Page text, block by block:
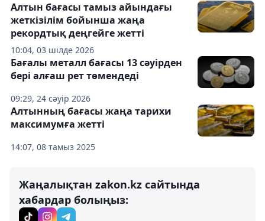
10:04, 03 шілде 2026
Алтын бағасы тамыз айындағы
жеткізілім бойынша жаңа
рекордтық деңгейге жетті
09:29, 24 сәуір 2026
Бағалы металл бағасы 13 сәуірден
бері алғаш рет төмендеді
14:07, 08 тамыз 2025
Алтынның бағасы жаңа тарихи
максимумға жетті
Жаңалықтан zakon.kz сайтында
хабардар болыңыз: